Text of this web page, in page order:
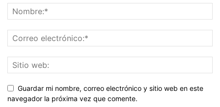
Guardar mi nombre, correo electrónico y sitio web en este
navegador la próxima vez que comente.